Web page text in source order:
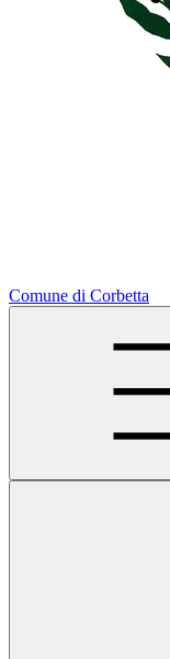
Comune di Corbetta